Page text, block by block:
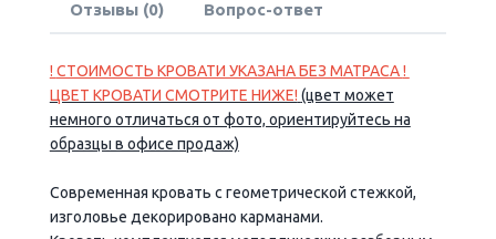
Отзывы (0) Вопрос-ответ
! СТОИМОСТЬ КРОВАТИ УКАЗАНА БЕЗ МАТРАСА!
ЦВЕТ КРОВАТИ СМОТРИТЕ НИЖЕ! (цвет может
немного отличаться от фото, ориентируйтесь на
образцы в офисе продаж)
Современная кровать с геометрической стежкой,
изголовье декорировано карманами.